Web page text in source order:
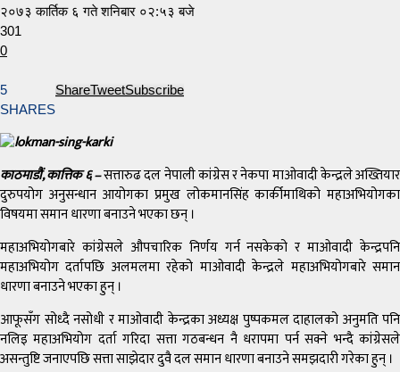
२०७३ कार्तिक ६ गते शनिबार ०२:५३ बजे
301
0
5
SHARES
ShareTweetSubscribe
काठमाडौं, कात्तिक ६ –सत्तारुढ दल नेपाली कांग्रेस र नेकपा माओवादी केन्द्रले अख्तियार
दुरुपयोग अनुसन्धान आयोगका प्रमुख लोकमानसिंह कार्कीमाथिको महाअभियोगका
विषयमा समान धारणा बनाउने भएका छन् ।
महाअभियोगबारे कांग्रेसले औपचारिक निर्णय गर्न नसकेको र माओवादी केन्द्रपनि
महाअभियोग दर्तापछि अलमलमा रहेको माओवादी केन्द्रले महाअभियोगबारे समान
धारणा बनाउने भएका हुन् ।
आफूसँग सोध्दै नसोधी र माओवादी केन्द्रका अध्यक्ष पुष्पकमल दाहालको अनुमति पनि
नलिइ महाअभियोग दर्ता गरिदा सत्ता गठबन्धन नै धरापमा पर्न सक्ने भन्दै कांग्रेसले
असन्तुष्टि जनाएपछि सत्ता साझेदार दुवै दल समान धारणा बनाउने समझदारी गरेका हुन् ।